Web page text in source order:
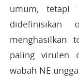
umum, tetapi
didefinisikan
menghasilkan
paling virulen
wabah NE